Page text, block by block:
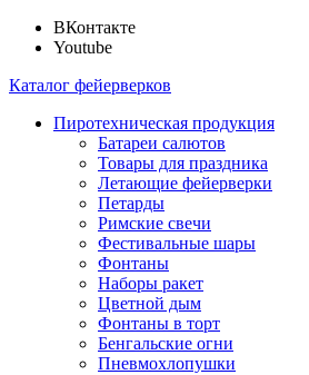
ВКонтакте
Youtube
Каталог фейерверков
Пиротехническая продукция
Батареи салютов
Товары для праздника
Летающие фейерверки
Петарды
Римские свечи
Фестивальные шары
Фонтаны
Наборы ракет
Цветной дым
Фонтаны в торт
Бенгальские огни
Пневмохлопушки